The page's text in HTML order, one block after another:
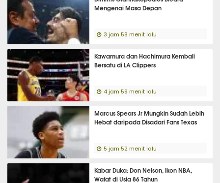
Mengenai Masa Depan
3 jam 58 menit lalu
Kawamura dan Hachimura Kembali
Bersatu di LA Clippers
4 jam 59 menit lalu
Marcus Spears Jr Mungkin Sudah Lebih
Hebat daripada Disadari Fans Texas
5 jam 52 menit lalu
Kabar Duka: Don Nelson, Ikon NBA,
Wafat di Usia 86 Tahun